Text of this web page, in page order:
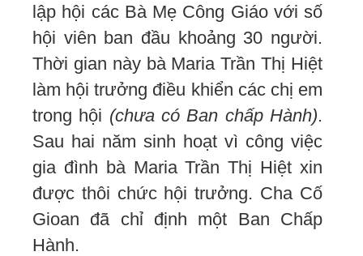
lập hội các Bà Mẹ Công Giáo với số
hội viên ban đầu khoảng 30 người.
Thời gian này bà Maria Trần Thị Hiệt
làm hội trưởng điều khiển các chị em
trong hội (chưa có Ban chấp Hành).
Sau hai năm sinh hoạt vì công việc
gia đình bà Maria Trần Thị Hiệt xin
được thôi chức hội trưởng. Cha Cố
Gioan đã chỉ định một Ban Chấp
Hành.